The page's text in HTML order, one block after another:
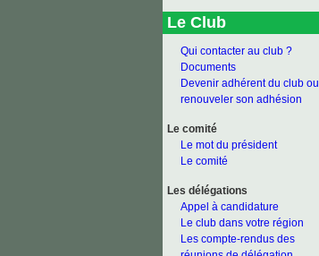
Le Club
Qui contacter au club ?
Documents
Devenir adhérent du club ou
renouveler son adhésion
Le comité
Le mot du président
Le comité
Les délégations
Appel à candidature
Le club dans votre région
Les compte-rendus des